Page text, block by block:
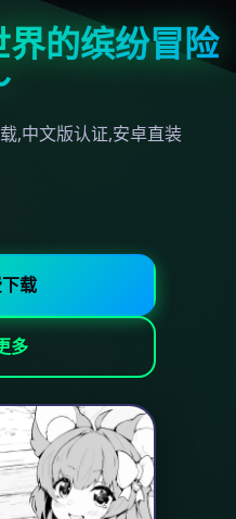
的缤纷冒险
,中文版认证,安卓直装
载
多